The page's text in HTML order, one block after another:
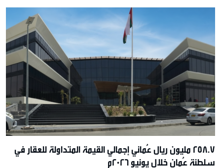
258.7 مليون ريال عُماني إجمالي القيمة المتداولة للعقار في
سلطنة عُمان خلال يونيو 2026م